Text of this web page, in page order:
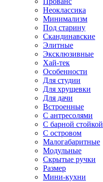
Неоклассика
Минимализм
Под старину
Скандинавские
Элитные
Эксклюзивные
Хай-тек
Особенности
Для студии
Для хрущевки
Для дачи
Встроенные
С антресолями
С барной стойкой
С островом
Малогабаритные
Модульные
Скрытые ручки
Размер
Мини-кухни